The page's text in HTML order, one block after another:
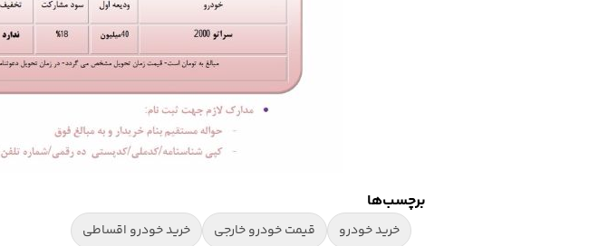
برچسب‌ها
خرید خودرو قیمت خودرو خارجی خرید خودرو اقساطی